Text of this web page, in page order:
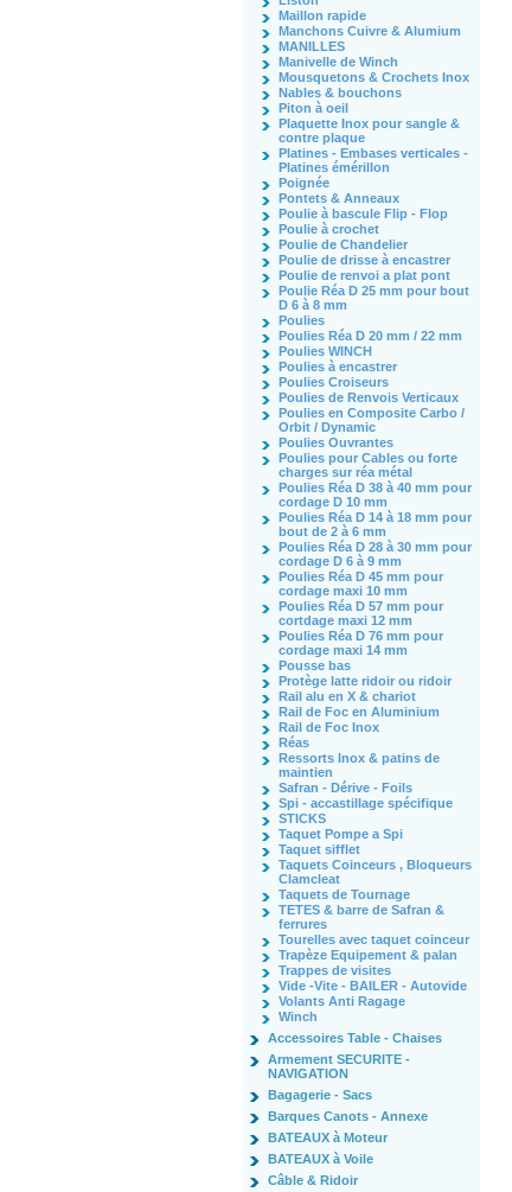
Maillon rapide
Manchons Cuivre & Alumium
MANILLES
Manivelle de Winch
Mousquetons & Crochets Inox
Nables & bouchons
Piton à oeil
Plaquette Inox pour sangle &
contre plaque
Platines - Embases verticales -
Platines émérillon
Poignée
Pontets & Anneaux
Poulie à bascule Flip - Flop
Poulie à crochet
Poulie de Chandelier
Poulie de drisse à encastrer
Poulie de renvoi a plat pont
Poulie Réa D 25 mm pour bout
D 6 à 8 mm
Poulies
Poulies Réa D 20 mm / 22 mm
Poulies WINCH
Poulies à encastrer
Poulies Croiseurs
Poulies de Renvois Verticaux
Poulies en Composite Carbo /
Orbit / Dynamic
Poulies Ouvrantes
Poulies pour Cables ou forte
charges sur réa métal
Poulies Réa D 38 à 40 mm pour
cordage D 10 mm
Poulies Réa D 14 à 18 mm pour
bout de 2 à 6 mm
Poulies Réa D 28 à 30 mm pour
cordage D 6 à 9 mm
Poulies Réa D 45 mm pour
cordage maxi 10 mm
Poulies Réa D 57 mm pour
cortdage maxi 12 mm
Poulies Réa D 76 mm pour
cordage maxi 14 mm
Pousse bas
Protège latte ridoir ou ridoir
Rail alu en X & chariot
Rail de Foc en Aluminium
Rail de Foc Inox
Réas
Ressorts Inox & patins de
maintien
Safran - Dérive - Foils
Spi - accastillage spécifique
STICKS
Taquet Pompe a Spi
Taquet sifflet
Taquets Coinceurs , Bloqueurs
Clamcleat
Taquets de Tournage
TETES & barre de Safran &
ferrures
Tourelles avec taquet coinceur
Trapèze Equipement & palan
Trappes de visites
Vide -Vite - BAILER - Autovide
Volants Anti Ragage
Winch
Accessoires Table - Chaises
Armement SECURITE -
NAVIGATION
Bagagerie - Sacs
Barques Canots - Annexe
BATEAUX à Moteur
BATEAUX à Voile
Câble & Ridoir